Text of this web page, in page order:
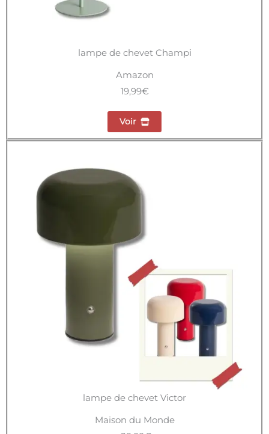
lampe de chevet Champi
Amazon
19,99€
Voir
lampe de chevet Victor
Maison du Monde